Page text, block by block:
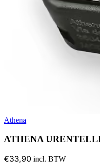
Athena
ATHENA
€33,90 incl. BTW